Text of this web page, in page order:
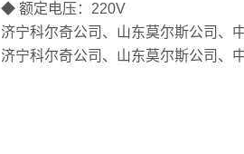
◆ 额定电压：220V
济宁科尔奇公司、山东莫尔斯公司、
济宁科尔奇公司、山东莫尔斯公司、